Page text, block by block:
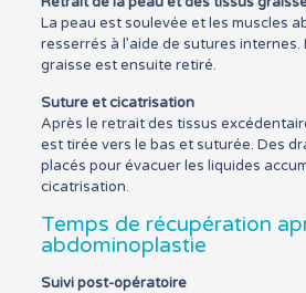
La peau est soulevée et les muscles
resserrés à l’aide de sutures internes.
graisse est ensuite retiré.
Suture et cicatrisation
Après le retrait des tissus
est tirée vers le bas et suturée. Des
placés pour évacuer les liquides
cicatrisation.
Temps de récupération
abdominoplastie
Suivi post-opératoire